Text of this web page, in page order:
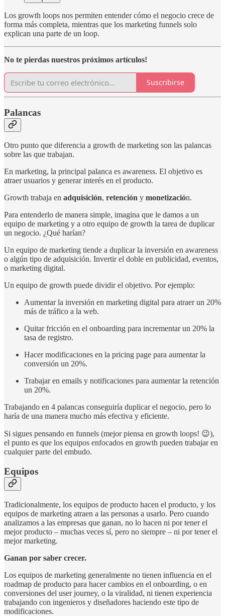
Los growth loops nos permiten entender cómo el negocio crece de
forma más completa, mientras que los marketing funnels solo
explican una parte de un loop.
No te pierdas nuestros próximos artículos!
Suscribirse
Palancas
Otro punto que diferencia a growth de marketing son las palancas
sobre las que trabajan.
En marketing, la principal palanca es awareness. El objetivo es
atraer usuarios y generar interés en el producto.
Growth trabaja en adquisición, retención y monetización.
Para entenderlo de manera simple, imagina que le damos a un
equipo de marketing y a otro equipo de growth la tarea de duplicar
un negocio. ¿Qué harían?
Un equipo de marketing tiende a duplicar la inversión en awareness
o algún tipo de adquisición. Invertir el doble en publicidad, eventos,
o marketing digital.
Un equipo de growth puede dividir el objetivo. Por ejemplo:
Aumentar la inversión en marketing digital para atraer un 20%
más de tráfico a la web.
Quitar fricción en el onboarding para incrementar un 20% la
tasa de registro.
Hacer modificaciones en la pricing page para aumentar la
conversión un 20%.
Trabajar en emails y notificaciones para aumentar la retención
un 20%.
Trabajando en 4 palancas conseguiría duplicar el negocio, pero lo
haría de una manera mucho más efectiva y eficiente.
Si sigues pensando en funnels (mejor piensa en growth loops! 😉),
el punto es que los equipos enfocados en growth pueden trabajar en
cualquier parte del embudo.
Equipos
Tradicionalmente, los equipos de producto hacen el producto, y los
equipos de marketing atraen a las personas a usarlo. Pero cuando
analizamos a las empresas que ganan, no lo hacen ni por tener el
mejor producto – muchas veces sí, pero no siempre – ni por tener el
mejor marketing.
Ganan por saber crecer.
Los equipos de marketing generalmente no tienen influencia en el
roadmap de producto para hacer cambios en el onboarding, o en
conversiones del user journey, o la viralidad, ni tienen experiencia
trabajando con ingenieros y diseñadores haciendo este tipo de
modificaciones.